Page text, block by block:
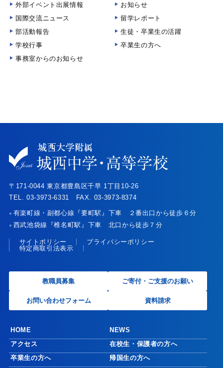
外部イベント出展情報
お知らせ
国際交流ニュース
留学レポート
部活動報告
生徒・卒業生の活躍
学校行事
卒業生の方へ
事務室からのお知らせ
〒171-0044 東京都豊島区千早 1丁目10-26
TEL. 03-3973-6331 FAX. 03-3973-8374
● 有楽町線・副都心線『要町駅』下車 ２番出口から徒歩６分
● 西武池袋線『椎名町駅』下車 北口から徒歩７分
サイトポリシー
プライバシーポリシー
特定商取引法表示
教職員募集 ご寄付・ご支援のお願い
お問い合わせフォーム 資料請求
HOME
NEWS
アクセス
在校生・保護者の方へ
卒業生の方へ
帰国生の方へ